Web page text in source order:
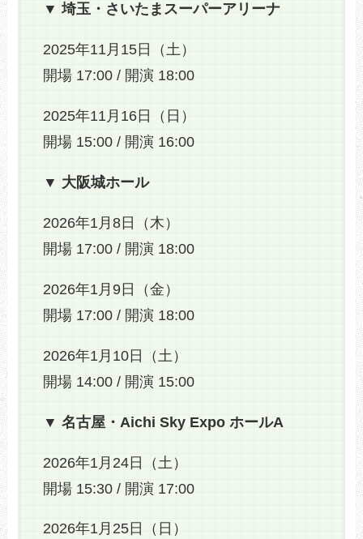
▼ 埼玉・さいたまスーパーアリーナ
2025年11月15日（土）
開場 17:00 / 開演 18:00
2025年11月16日（日）
開場 15:00 / 開演 16:00
▼ 大阪城ホール
2026年1月8日（木）
開場 17:00 / 開演 18:00
2026年1月9日（金）
開場 17:00 / 開演 18:00
2026年1月10日（土）
開場 14:00 / 開演 15:00
▼ 名古屋・Aichi Sky Expo ホールA
2026年1月24日（土）
開場 15:30 / 開演 17:00
2026年1月25日（日）